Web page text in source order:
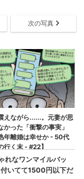
次の写真